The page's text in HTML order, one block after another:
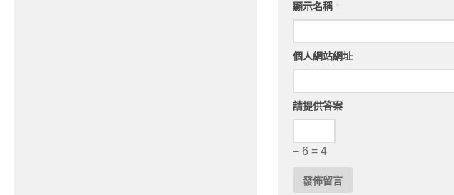
顯示名稱
個人網站網址
請提供答案
− 6 = 4